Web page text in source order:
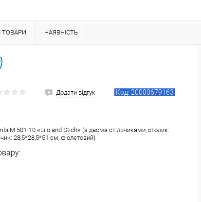
ТОВАРИ НАЯВНІСТЬ
Додати відгук Код: 20000679163
M 501-10 «Lilo and Stich» (з двома стільчиками, столик:
28,5*28,5*51 см, фіолетовий)